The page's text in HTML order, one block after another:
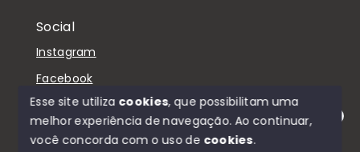
Olá! Estamos disponíveis para te ajudar.
Social
Instagram
Facebook
© Copyright 2026 - D'Casa Imóveis - Todos os
Esse site utiliza cookies, que possibilitam uma
melhor experiência de navegação.Ao continuar,
você concorda com o uso de cookies.